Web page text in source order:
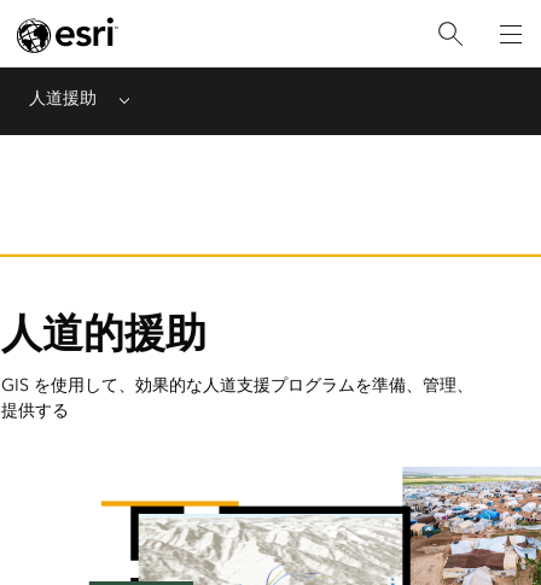
人道援助 Menu
人道的援助
GIS を使用して、効果的な人道支援プログラムを準備、管理、
提供する